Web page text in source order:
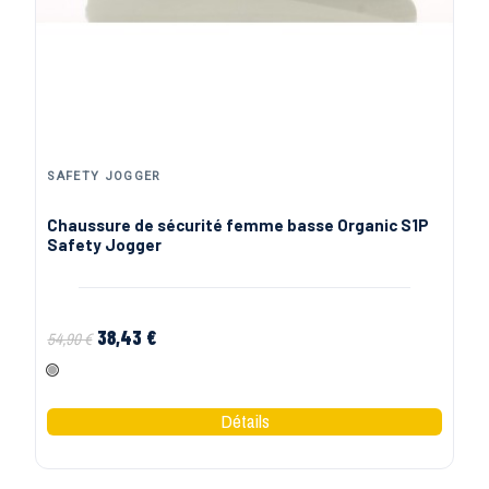
SAFETY JOGGER
Chaussure de sécurité femme basse Organic S1P
Safety Jogger
54,90 € 38,43 €
Gris